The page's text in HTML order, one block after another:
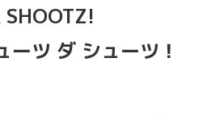
SHOOTZ!
ーツ ダ シューツ！